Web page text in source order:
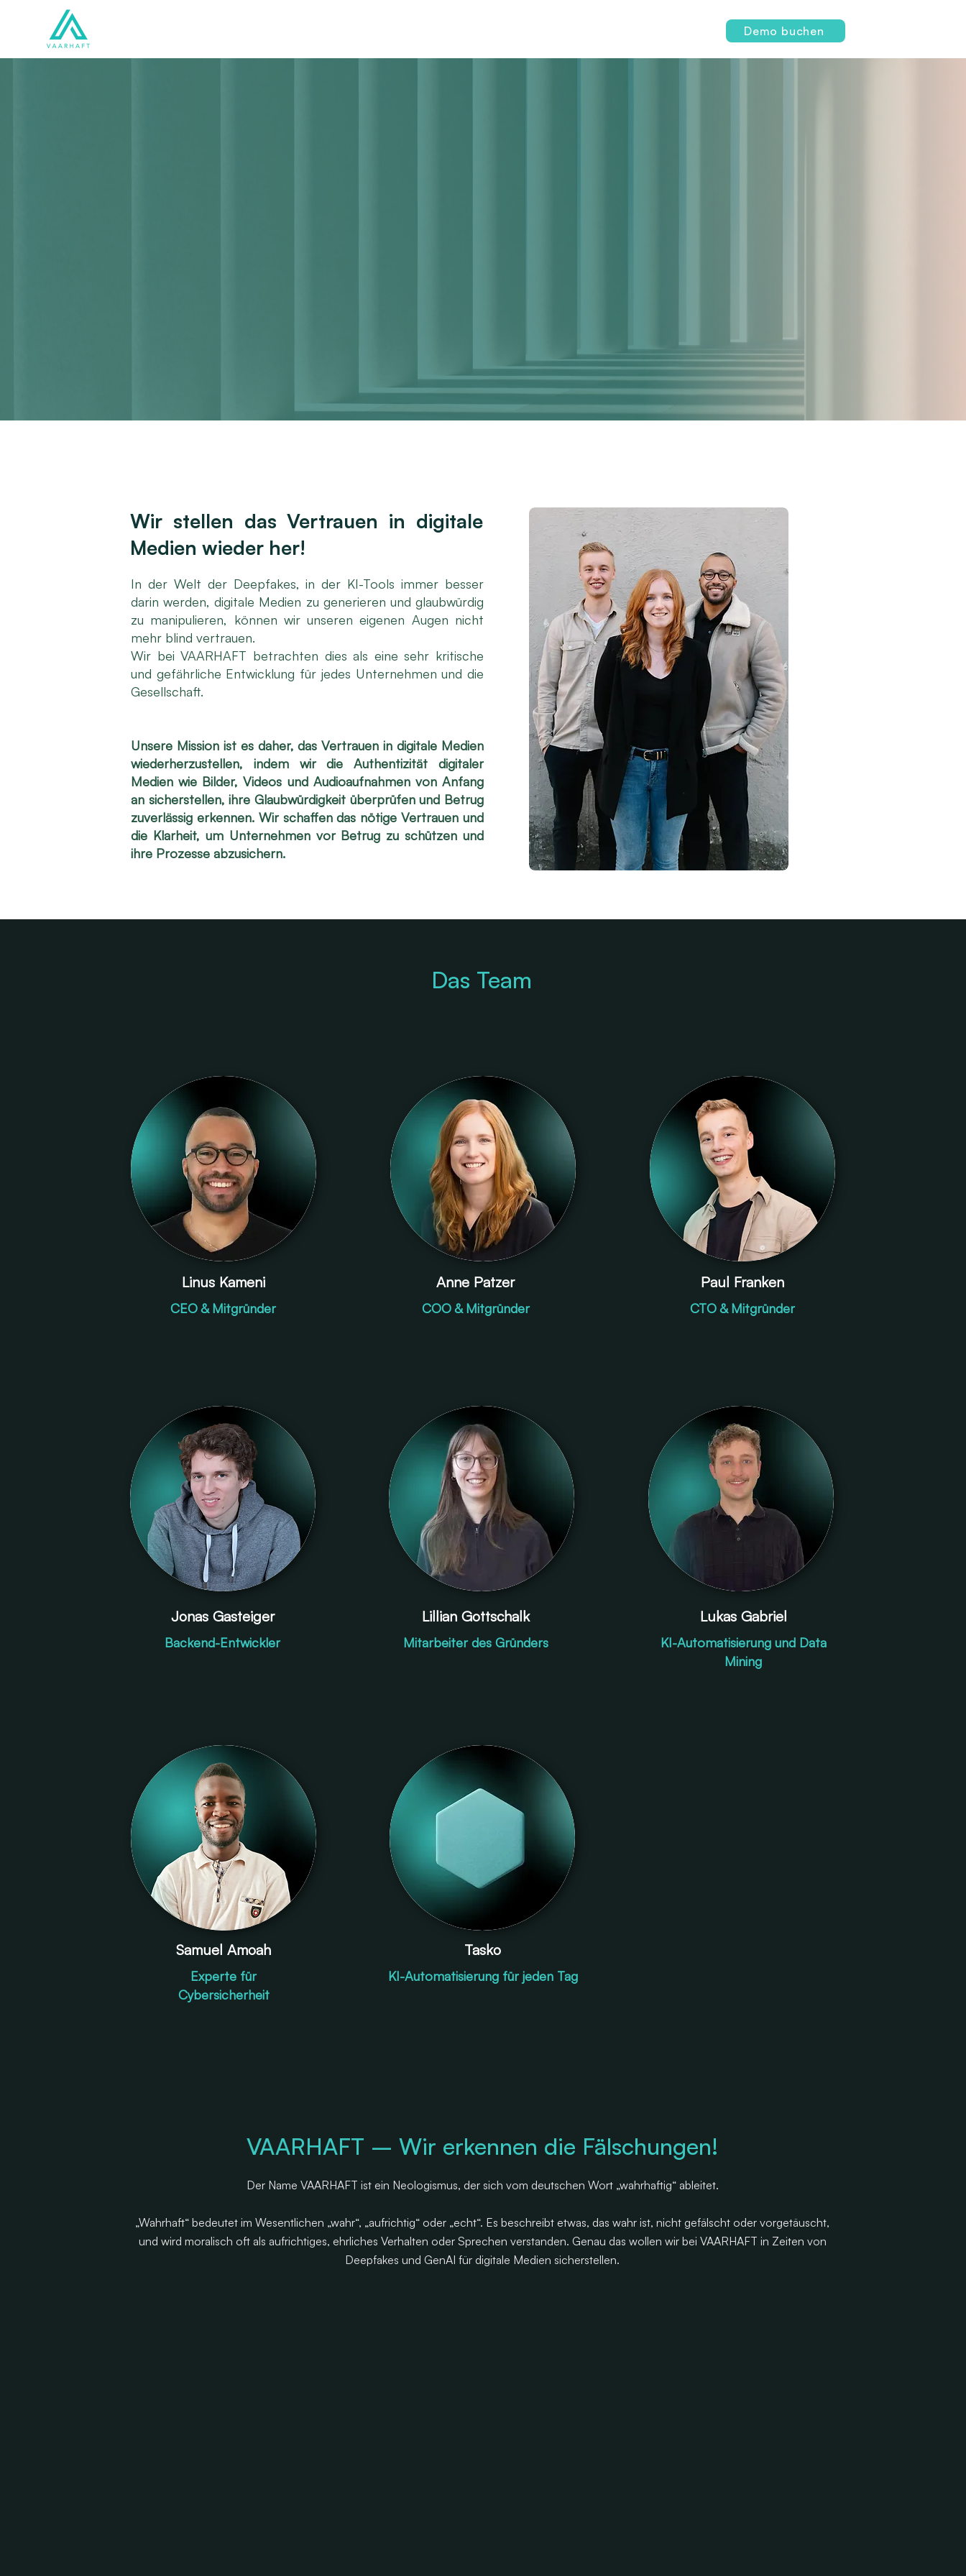
Demo buchen
Wir stellen das Vertrauen in digitale
Medien wieder her!
In der Welt der Deepfakes, in der KI-Tools immer besser
darin werden, digitale Medien zu generieren und glaubwürdig
zu manipulieren, können wir unseren eigenen Augen nicht
mehr blind vertrauen.
Wir bei VAARHAFT betrachten dies als eine sehr kritische
und gefährliche Entwicklung für jedes Unternehmen und die
Gesellschaft.
Unsere Mission ist es daher, das Vertrauen in digitale Medien
wiederherzustellen, indem wir die Authentizität digitaler
Medien wie Bilder, Videos und Audioaufnahmen von Anfang
an sicherstellen, ihre Glaubwürdigkeit überprüfen und Betrug
zuverlässig erkennen. Wir schaffen das nötige Vertrauen und
die Klarheit, um Unternehmen vor Betrug zu schützen und
ihre Prozesse abzusichern.
Das Team
Linus Kameni
CEO & Mitgründer
Jonas Gasteiger
Backend-Entwickler
Samuel Amoah
Experte für
Cybersicherheit
Anne Patzer
COO & Mitgründer
Paul Franken
CTO & Mitgründer
Lillian Gottschalk
Mitarbeiter des Gründers
Lukas Gabriel
KI-Automatisierung und Data
Mining
Tasko
KI-Automatisierung für jeden Tag
VAARHAFT – Wir erkennen die Fälschungen!
Der Name VAARHAFT ist ein Neologismus, der sich vom deutschen Wort „wahrhaftig“ ableitet.
„Wahrhaft“ bedeutet im Wesentlichen „wahr“, „aufrichtig“ oder „echt“. Es beschreibt etwas, das wahr ist, nicht gefälscht oder vorgetäuscht,
und wird moralisch oft als aufrichtiges, ehrliches Verhalten oder Sprechen verstanden. Genau das wollen wir bei VAARHAFT in Zeiten von
Deepfakes und GenAI für digitale Medien sicherstellen.